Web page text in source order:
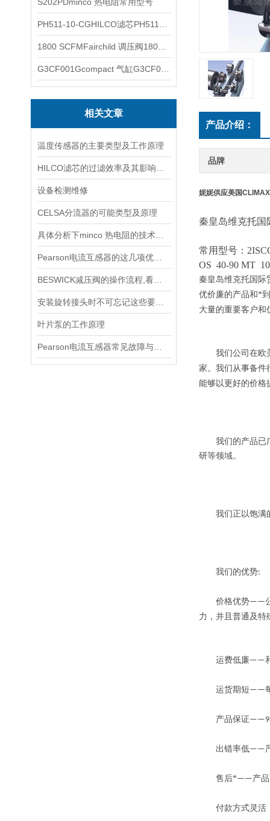
相关文章
温度传感器的主要类型及工作原理
设备检测维修
CELSA分流器的可能类型及原理
叶片泵的工作原理
产品介绍：
品牌
妮妮供应美国
秦皇岛维克托国
常用型号：
OS 40-90 MT
秦皇岛维克托国际
优价廉的产品和*
大量的重要客户和
我们公司在欧
家。我们从事备件
能够以更好的价格
我们的产品已广
研等领域。
我们正以饱满的
我们的优势:
价格优势——
力，并且普通及特
运费低廉——
运货期短——
产品保证
出错率低——
售后*——产
付款方式灵活